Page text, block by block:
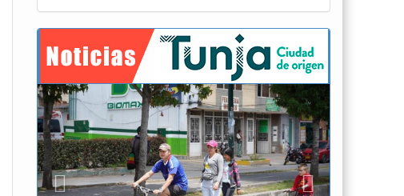
Previous Next